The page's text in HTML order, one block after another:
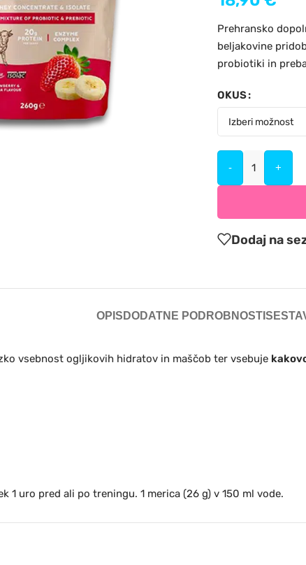
Prehransko
beljakovine
probiotiki in
OKUS
- +
Dodaj na
OPIS DODATNE PODROBNOSTI
vsebnost ogljikovih hidratov in maščob ter vsebuje
1 uro pred ali po treningu. 1 merica (26 g) v 150 ml vode.